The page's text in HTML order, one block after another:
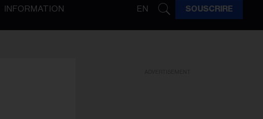
INFORMATION EN SOUSCRIRE